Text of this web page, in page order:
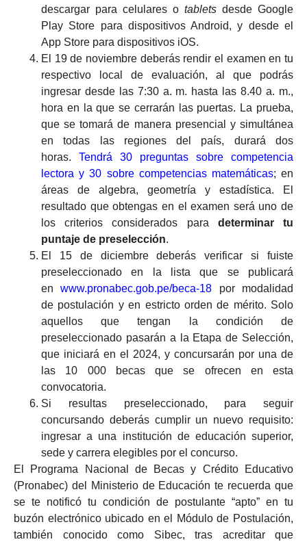
descargar para celulares o tablets desde Google
Play Store para dispositivos Android, y desde el
App Store para dispositivos iOS.
El 19 de noviembre deberás rendir el examen en tu
respectivo local de evaluación, al que podrás
ingresar desde las 7:30 a. m. hasta las 8.40 a. m.,
hora en la que se cerrarán las puertas. La prueba,
que se tomará de manera presencial y simultánea
en todas las regiones del país, durará dos
horas. Tendrá 30 preguntas sobre competencia
lectora y 30 sobre competencias matemáticas; en
áreas de algebra, geometría y estadística. El
resultado que obtengas en el examen será uno de
los criterios considerados para determinar tu
puntaje de preselección.
El 15 de diciembre deberás verificar si fuiste
preseleccionado en la lista que se publicará
enwww.pronabec.gob.pe/beca-18 por modalidad
de postulación y en estricto orden de mérito. Solo
aquellos que tengan la condición de
preseleccionado pasarán a la Etapa de Selección,
que iniciará en el 2024, y concursarán por una de
las 10 000 becas que se ofrecen en esta
convocatoria.
Si resultas preseleccionado, para seguir
concursando deberás cumplir un nuevo requisito:
ingresar a una institución de educación superior,
sede y carrera elegibles por el concurso.
El Programa Nacional de Becas y Crédito Educativo
(Pronabec) del Ministerio de Educación te recuerda que
se te notificó tu condición de postulante “apto” en tu
buzón electrónico ubicado en el Módulo de Postulación,
también conocido como Sibec, tras acreditar que